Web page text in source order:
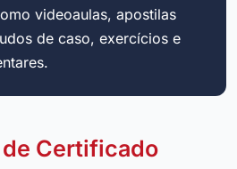
videoaulas, apostilas
de caso, exercícios e
Certificado